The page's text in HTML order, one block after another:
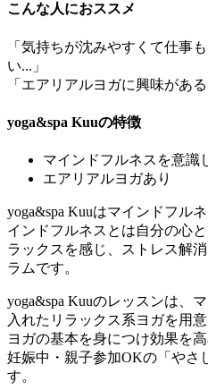
こんな人におススメ
「気持ちが沈みやすくて仕事
い...」
「エアリアルヨガに興味がある
yoga&spa Kuuの特徴
マインドフルネスを意識
エアリアルヨガあり
yoga&spa Kuuはマインドフル
インドフルネスとは自分の心
ラックスを感じ、ストレス解
ラムです。
yoga&spa Kuuのレッスンは、
入れたリラックス系ヨガを用
ヨガの基本を身につけ効果を
妊娠中・親子参加OKの「やさ
す。